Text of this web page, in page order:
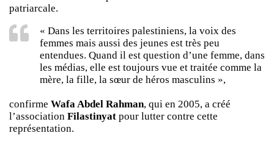
patriarcale.
« Dans les territoires palestiniens, la voix des
femmes mais aussi des jeunes est très peu
entendues. Quand il est question d’une femme, dans
les médias, elle est toujours vue et traitée comme la
mère, la fille, la sœur de héros masculins »,
confirme Wafa Abdel Rahman, qui en 2005, a créé
l’association Filastinyat pour lutter contre cette
représentation.